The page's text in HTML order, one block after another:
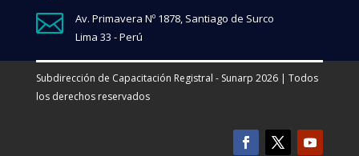

Av. Primavera Nº 1878, Santiago de Surco
Lima 33 - Perú
Subdirección de Capacitación Registral - Sunarp 2026 | Todos
los derechos reservados